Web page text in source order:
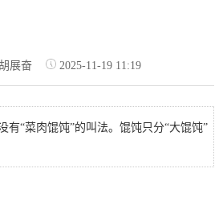
展奋 2025-11-19 11:19
有“菜肉馄饨”的叫法。馄饨只分“大馄饨”